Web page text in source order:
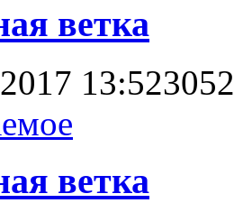
ветка
13:523052
ветка